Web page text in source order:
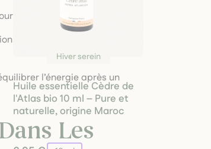
soutenir les défenses.
ou au moindre symptôme
l’énergie après un
Les
Hiver serein
Huile essentielle Cèdre de
l'Atlas bio 10 ml – Pure et
naturelle, origine Maroc